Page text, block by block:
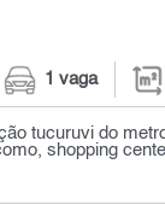
1 vaga
tucuruvi do
shopping